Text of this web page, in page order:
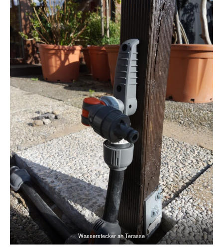
Wasserstecker an Terasse